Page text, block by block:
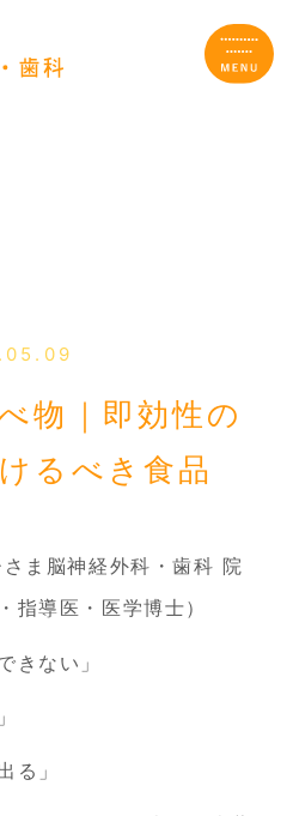
物｜即効性の
るべき食品
ま脳神経外科・歯科 院
指導医・医学博士）
きない」
る」